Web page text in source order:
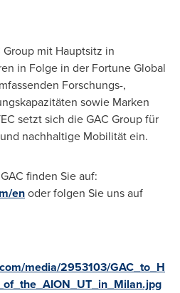
mit Hauptsitz in
in Folge in der Fortune Global
Forschungs-,
sowie Marken
setzt sich die GAC Group für
nachhaltige Mobilität ein.
finden Sie auf:
enoder folgen Sie uns auf
media/2953103/GAC_to_H